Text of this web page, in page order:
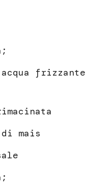
frizzante
mais